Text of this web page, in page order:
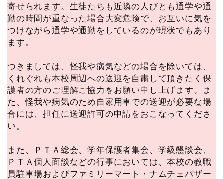
寄せられます。生徒たちも近隣の人びとも通学や通
勤の時間が重なった場合大変危険で、お互いに気を
つけながら通学や通勤をしているのが現状でもあり
ます。
つきましては、怪我や病気などの場合を除いては、
くれぐれも本校周辺への送迎を自粛して頂きたく保
護者の方のご理解ご協力をお願い申し上げます。ま
た、怪我や病気のため自家用車での送迎が必要な場
合には、担任に送迎許可の申請をおこなってくださ
い。
また、ＰＴＡ総会、学年保護者集会、学級懇談会、
ＰＴＡ個人面談などの行事においては、本校の教職
員駐車場およびファミリーマート・ナムチェバザー